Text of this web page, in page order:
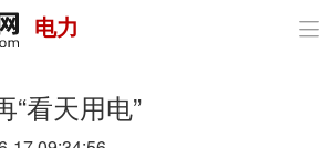
政策与经济
电力 
“看天用电”